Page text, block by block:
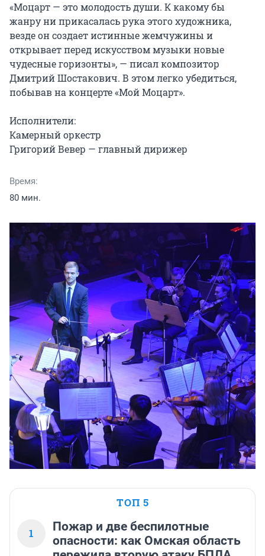
«Моцарт — это молодость души. К какому бы
жанру ни прикасалась рука этого художника,
везде он создает истинные жемчужины и
открывает перед искусством музыки новые
чудесные горизонты», — писал композитор
Дмитрий Шостакович. В этом легко убедиться,
побывав на концерте «Мой Моцарт».
Исполнители:
Камерный оркестр
Григорий Вевер — главный дирижер
Время:
80 мин.
ТОП 5
1
Пожар и две беспилотные
опасности: как Омская область